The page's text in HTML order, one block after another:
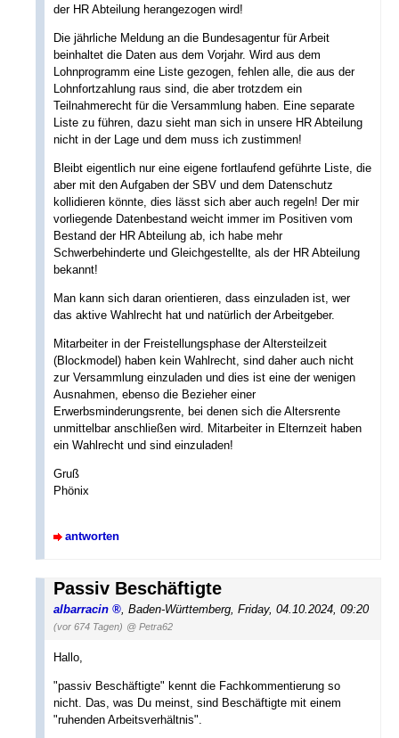
der HR Abteilung herangezogen wird!
Die jährliche Meldung an die Bundesagentur für Arbeit
beinhaltet die Daten aus dem Vorjahr. Wird aus dem
Lohnprogramm eine Liste gezogen, fehlen alle, die aus der
Lohnfortzahlung raus sind, die aber trotzdem ein
Teilnahmerecht für die Versammlung haben. Eine separate
Liste zu führen, dazu sieht man sich in unsere HR Abteilung
nicht in der Lage und dem muss ich zustimmen!
Bleibt eigentlich nur eine eigene fortlaufend geführte Liste, die
aber mit den Aufgaben der SBV und dem Datenschutz
kollidieren könnte, dies lässt sich aber auch regeln! Der mir
vorliegende Datenbestand weicht immer im Positiven vom
Bestand der HR Abteilung ab, ich habe mehr
Schwerbehinderte und Gleichgestellte, als der HR Abteilung
bekannt!
Man kann sich daran orientieren, dass einzuladen ist, wer
das aktive Wahlrecht hat und natürlich der Arbeitgeber.
Mitarbeiter in der Freistellungsphase der Altersteilzeit
(Blockmodel) haben kein Wahlrecht, sind daher auch nicht
zur Versammlung einzuladen und dies ist eine der wenigen
Ausnahmen, ebenso die Bezieher einer
Erwerbsminderungsrente, bei denen sich die Altersrente
unmittelbar anschließen wird. Mitarbeiter in Elternzeit haben
ein Wahlrecht und sind einzuladen!
Gruß
Phönix
antworten
Passiv Beschäftigte
albarracin Baden-Württemberg Friday, 04.10.2024, 09:20
(vor 674 Tagen) @ Petra62
Hallo,
"passiv Beschäftigte" kennt die Fachkommentierung so
nicht. Das, was Du meinst, sind Beschäftigte mit einem
"ruhenden Arbeitsverhältnis".